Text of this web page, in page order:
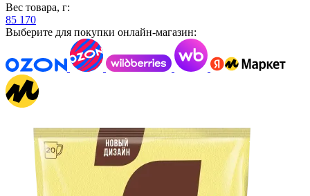
Вес товара, г:
85 170
Выберите для покупки онлайн-магазин: